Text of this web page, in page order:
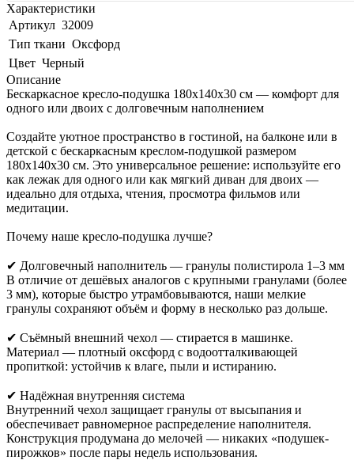
Характеристики
Артикул 32009
Тип ткани Оксфорд
Цвет Черный
Описание
Бескаркасное кресло-подушка 180x140x30 см — комфорт для
одного или двоих с долговечным наполнением
Создайте уютное пространство в гостиной, на балконе или в
детской с бескаркасным креслом-подушкой размером
180x140x30 см. Это универсальное решение: используйте его
как лежак для одного или как мягкий диван для двоих —
идеально для отдыха, чтения, просмотра фильмов или
медитации.
Почему наше кресло-подушка лучше?
✔ Долговечный наполнитель — гранулы полистирола 1–3 мм
В отличие от дешёвых аналогов с крупными гранулами (более
3 мм), которые быстро утрамбовываются, наши мелкие
гранулы сохраняют объём и форму в несколько раз дольше.
✔ Съёмный внешний чехол — стирается в машинке.
Материал — плотный оксфорд с водоотталкивающей
пропиткой: устойчив к влаге, пыли и истиранию.
✔ Надёжная внутренняя система
Внутренний чехол защищает гранулы от высыпания и
обеспечивает равномерное распределение наполнителя.
Конструкция продумана до мелочей — никаких «подушек-
пирожков» после пары недель использования.